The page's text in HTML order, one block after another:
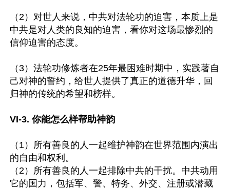
（2）对世人来说，中共对法轮功的迫害，本质上是
中共是对人类的良知的迫害，看你对这场最惨烈的
信仰迫害的态度。
（3）法轮功修炼者在25年最困难时期中，实践著自
己对神的誓约，给世人提供了真正的道德升华，回
归神的传统的希望和榜样。
VI-3. 你能怎么样帮助神韵
（1）所有善良的人一起维护神韵在世界范围内演出
的自由和权利。
（2）所有善良的人一起排除中共的干扰。中共动用
它的国力，包括军、警、特务、外交、注册或潜藏